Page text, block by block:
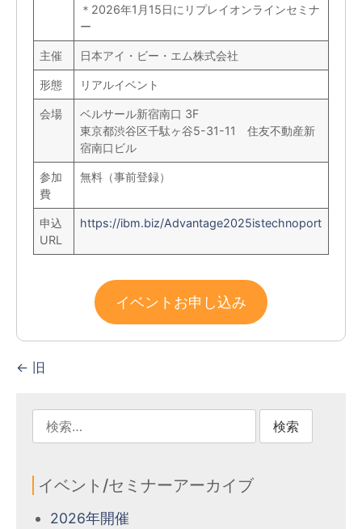
＊2026年1月15日にリプレイオンラインセミナ
ー
主催 日本アイ・ビー・エム株式会社
形態 リアルイベント
会場
ベルサール新宿南口 3F
東京都渋谷区千駄ヶ谷5-31-11 住友不動産新
宿南口ビル
参加
費
無料（事前登録）
申込
URL
https://ibm.biz/Advantage2025istechnoport
イベントお申し込み
← 旧
イベント/セミナーアーカイブ
2026年開催